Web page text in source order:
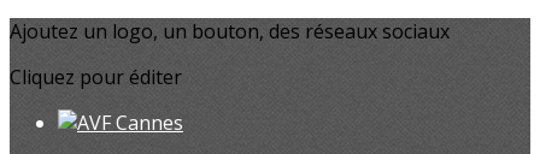
Ajoutez un logo, un bouton, des réseaux sociaux
Cliquez pour éditer